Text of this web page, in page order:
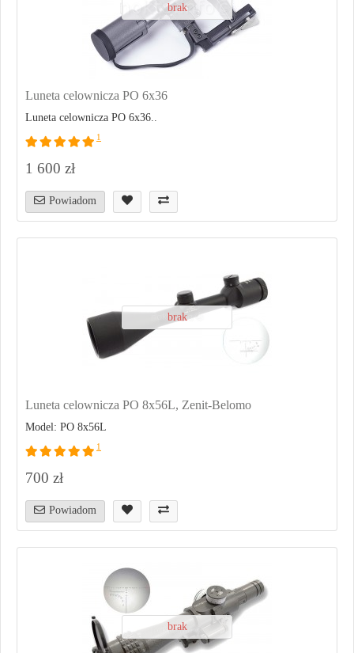
brak
Luneta celownicza PO 6x36
Luneta celownicza PO 6x36..
1
1 600 zł
Powiadom
brak
Luneta celownicza PO 8x56L, Zenit-Belomo
Model: PO 8x56L
1
700 zł
Powiadom
brak